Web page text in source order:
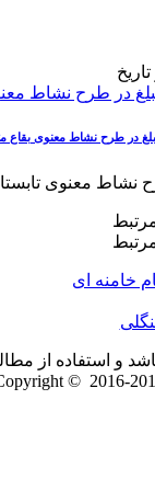
خامنه ای
استفاده از
©